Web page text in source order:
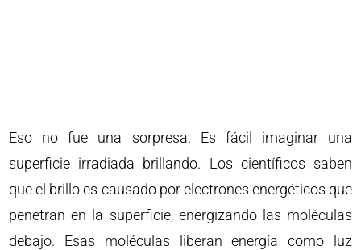
Eso no fue una sorpresa. Es fácil imaginar una
superficie irradiada brillando. Los científicos saben
que el brillo es causado por electrones energéticos que
penetran en la superficie, energizando las moléculas
debajo. Esas moléculas liberan energía como luz